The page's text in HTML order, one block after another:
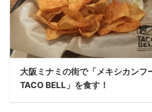
大阪ミナミの街で「メキシカンフ
TACO BELL」を食す！